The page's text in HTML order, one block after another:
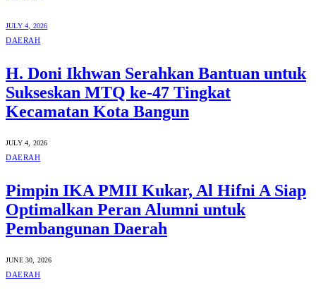
JULY 4, 2026
DAERAH
H. Doni Ikhwan Serahkan Bantuan untuk
Sukseskan MTQ ke-47 Tingkat
Kecamatan Kota Bangun
JULY 4, 2026
DAERAH
Pimpin IKA PMII Kukar, Al Hifni A Siap
Optimalkan Peran Alumni untuk
Pembangunan Daerah
JUNE 30, 2026
DAERAH